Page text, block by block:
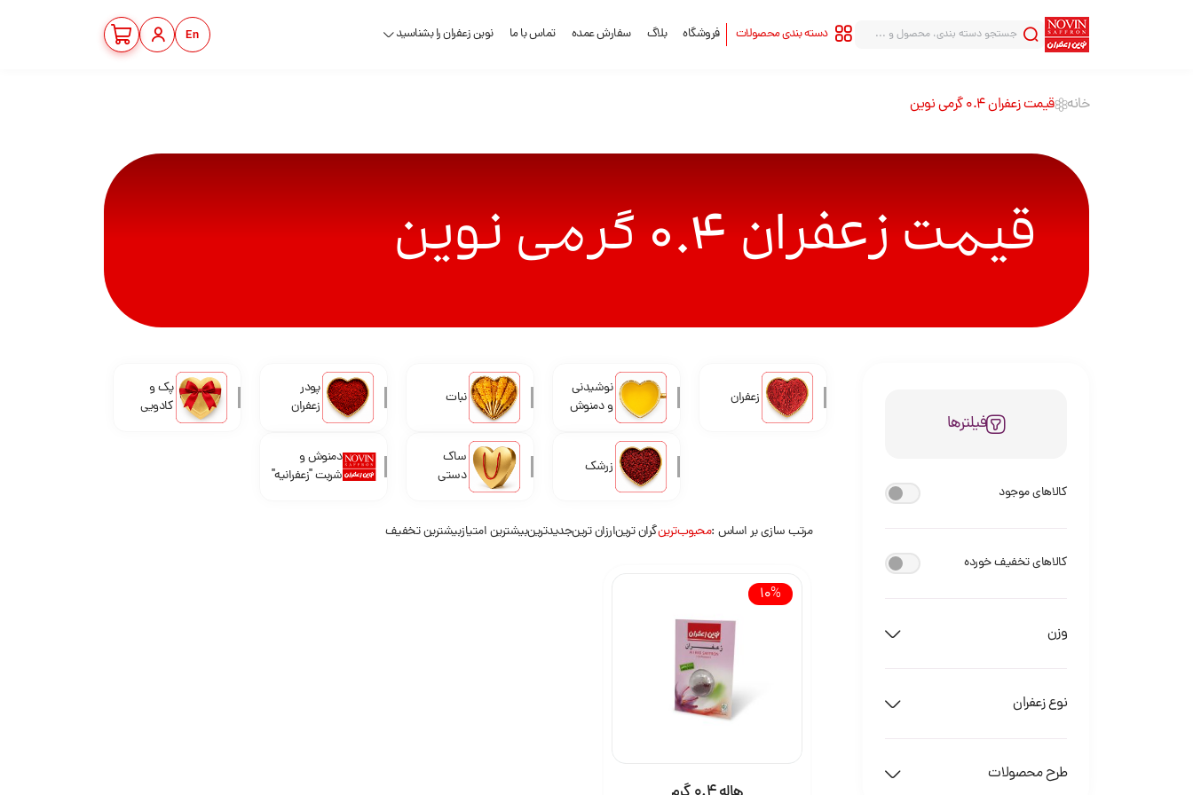
دسته بندی محصولات
سری بینهایت
فروشگاه بلاگ سفارش عمده تماس با ما نوین زعفران را بشناسید En
خانه قیمت زعفران ۰.۴ گرمی نوین
قیمت زعفران ۰.۴ گرمی نوین
فیلترها
کالاهای موجود
کالاهای تخفیف خورده
وزن
نوع زعفران
طرح محصولات
زعفران
نوشیدنی
و دمنوش
نبات
پودر
زعفران
پک و
کادویی
زرشک
ساک
دستی
دمنوش و
شربت "زعفرانیه"
مرتب سازی بر اساس محبوب‌ترینگران ترینارزان ترینجدیدترینبیشترین امتیازبیشترین تخفیف
10%